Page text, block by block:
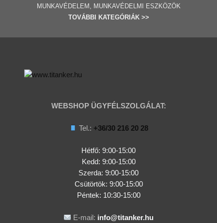
MUNKAVÉDELEM, MUNKAVÉDELMI ESZKÖZÖK
TOVÁBBI
KATEGÓRI ÁK >>
WEBSHOP ÜGYFÉLSZOLGÁLAT:
Tel.: +36/30 216 20 28
Hétfő: 9:00-15:00
Kedd: 9:00-15:00
Szerda: 9:00-15:00
Csütörtök: 9:00-15:00
Péntek: 10:30-15:00
E-mail: info@titanker.hu